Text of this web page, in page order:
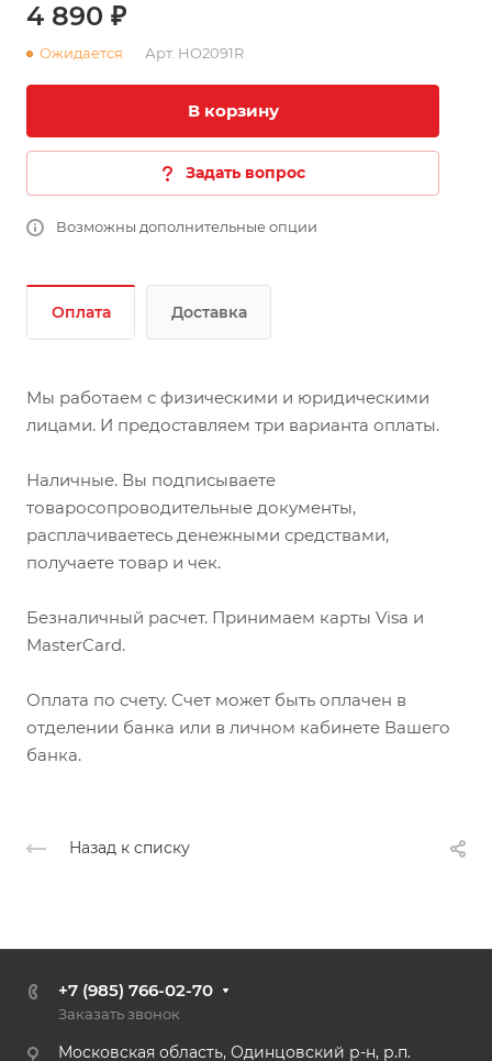
4 890 ₽
Ожидается Арт. HO2091R
В корзину
Задать вопрос
Возможны дополнительные опции
Оплата Доставка
Мы работаем с физическими и юридическими
лицами. И предоставляем три варианта оплаты.
Наличные. Вы подписываете
товаросопроводительные документы,
расплачиваетесь денежными средствами,
получаете товар и чек.
Безналичный расчет. Принимаем карты Visa и
MasterCard.
Оплата по счету. Счет может быть оплачен в
отделении банка или в личном кабинете Вашего
банка.
Назад к списку
+7 (985) 766-02-70
Заказать звонок
Московская область, Одинцовский р-н, р.п.